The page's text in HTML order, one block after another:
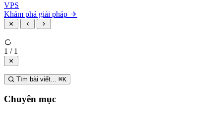
VPS
Khám phá giải pháp
1 / 1
Tìm bài viết... ⌘K
Chuyên mục